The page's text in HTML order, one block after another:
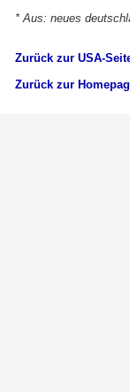
* Aus: neues
Zurück zur USA-
Zurück zur